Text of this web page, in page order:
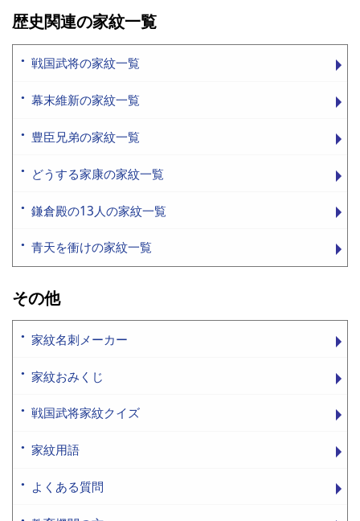
歴史関連の家紋一覧
戦国武将の家紋一覧
幕末維新の家紋一覧
豊臣兄弟の家紋一覧
どうする家康の家紋一覧
鎌倉殿の13人の家紋一覧
青天を衝けの家紋一覧
その他
家紋名刺メーカー
家紋おみくじ
戦国武将家紋クイズ
家紋用語
よくある質問